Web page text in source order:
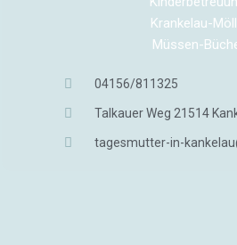
04156/811325
Talkauer Weg 21514
tagesmutter-in-